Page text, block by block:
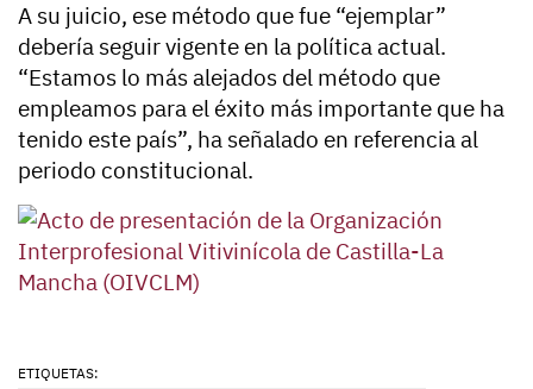
A su juicio, ese método que fue “ejemplar”
debería seguir vigente en la política actual.
“Estamos lo más alejados del método que
empleamos para el éxito más importante que ha
tenido este país”, ha señalado en referencia al
periodo constitucional.
ETIQUETAS: